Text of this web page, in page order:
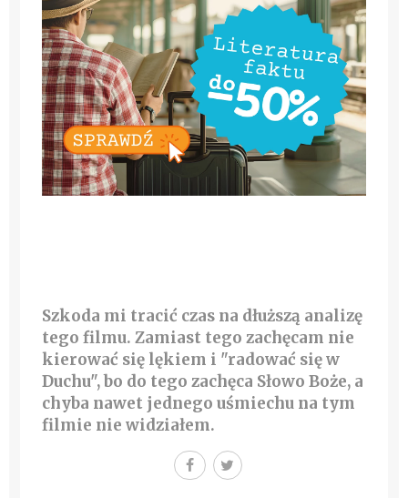
Szkoda mi tracić czas na dłuższą analizę
tego filmu. Zamiast tego zachęcam nie
kierować się lękiem i "radować się w
Duchu", bo do tego zachęca Słowo Boże, a
chyba nawet jednego uśmiechu na tym
filmie nie widziałem.